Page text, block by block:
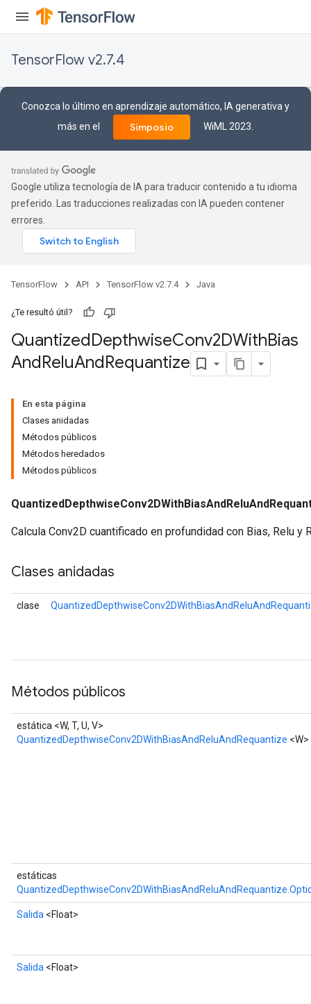
TensorFlow v2.7.4
Conozca lo último en aprendizaje automático, IA generativa y
más en el
Simposio WiML 2023.
Google utiliza tecnología de IA para traducir contenido a tu idioma
preferido. Las traducciones realizadas con IA pueden contener
errores.
TensorFlow API TensorFlow v2.7.4 Java
¿Te resultó útil?
QuantizedDepthwiseConv2DWithBias
AndReluAndRequantize
En esta página
Clases anidadas
Métodos públicos
Métodos heredados
Métodos públicos
Calcula Conv2D cuantificado en profundidad con Bias, Relu y
Clases anidadas
clase
Métodos públicos
estática <W, T, U, V>
QuantizedDepthwiseConv2DWithBiasAndReluAndRequantize <W>
estáticas
Salida <Float>
Salida <Float>